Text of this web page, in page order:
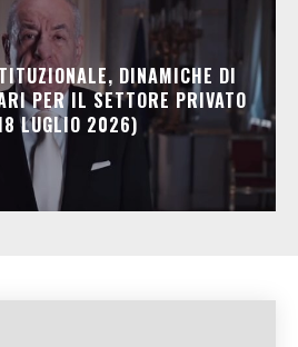
DINAMICHE DI
PER IL SETTORE PRIVATO
LUGLIO 2026)